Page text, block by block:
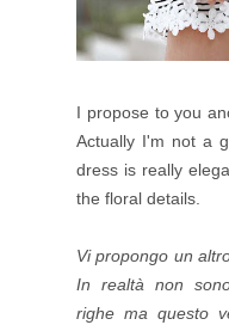
I propose to you
Actually I'm not a
dress is really
the floral details.
Vi propongo un
In realtà non
righe ma questo